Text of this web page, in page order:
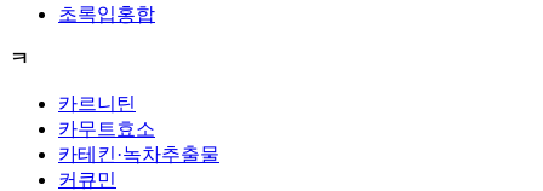
초록입홍합
ㅋ
카르니틴
카무트효소
카테킨·녹차추출물
커큐민